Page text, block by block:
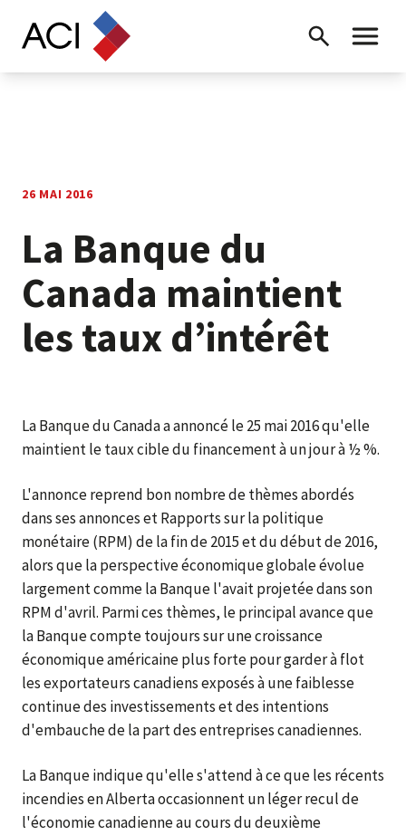
Skip to content
Recherche
Menu
26 MAI 2016
La Banque du
Canada maintient
les taux d’intérêt
La Banque du Canada a annoncé le 25 mai 2016 qu'elle
maintient le taux cible du financement à un jour à ½ %.
L'annonce reprend bon nombre de thèmes abordés
dans ses annonces et Rapports sur la politique
monétaire (RPM) de la fin de 2015 et du début de 2016,
alors que la perspective économique globale évolue
largement comme la Banque l'avait projetée dans son
RPM d'avril. Parmi ces thèmes, le principal avance que
la Banque compte toujours sur une croissance
économique américaine plus forte pour garder à flot
les exportateurs canadiens exposés à une faiblesse
continue des investissements et des intentions
d'embauche de la part des entreprises canadiennes.
La Banque indique qu'elle s'attend à ce que les récents
incendies en Alberta occasionnent un léger recul de
l'économie canadienne au cours du deuxième